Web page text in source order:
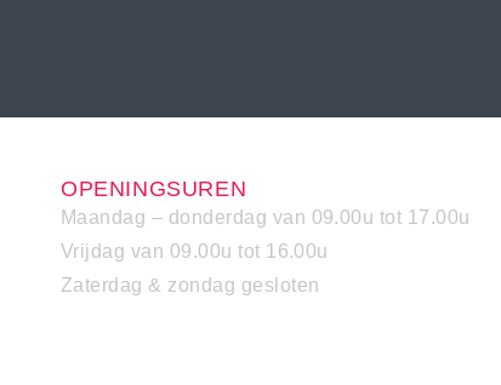
OPENINGSUREN
Maandag – donderdag van 09.00u tot 17.00u
Vrijdag van 09.00u tot 16.00u
Zaterdag & zondag gesloten